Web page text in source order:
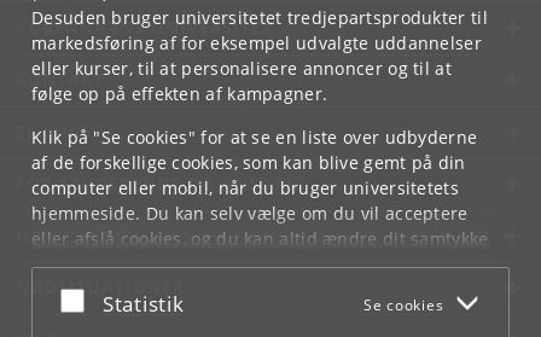
Desuden bruger universitetet tredjepartsprodukter til
markedsføring af for eksempel udvalgte uddannelser
eller kurser, til at personalisere annoncer og til at
følge op på effekten af kampagner.
Klik på "Se cookies" for at se en liste over udbyderne
af de forskellige cookies, som kan blive gemt på din
computer eller mobil, når du bruger universitetets
hjemmeside. Du kan selv vælge om du vil acceptere
eller afslå cookies, og du kan altid ændre dit samtykke
underCookie- og privatlivspolitiksom du finder i
bunden af hver side.
Acceptér eller afslå
Statistik Se cookies
KØBENHAVNS UNIVERSITET
KONTAKT
SERVICES
FOR STUDERENDE OG ANSATTE
JOB OG KARRIERE
NØDSITUATIONER